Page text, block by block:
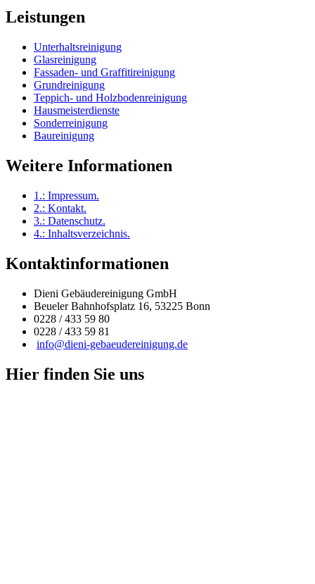
Leistungen
Unterhaltsreinigung
Glasreinigung
Fassaden- und Graffitireinigung
Grundreinigung
Teppich- und Holzbodenreinigung
Hausmeisterdienste
Sonderreinigung
Baureinigung
Weitere Informationen
1.: Impressum.
2.: Kontakt.
3.: Datenschutz.
4.: Inhaltsverzeichnis.
Kontaktinformationen
Dieni Gebäudereinigung GmbH
Beueler Bahnhofsplatz 16, 53225 Bonn
0228 / 433 59 80
0228 / 433 59 81
info@dieni-gebaeudereinigung.de
Hier finden Sie uns